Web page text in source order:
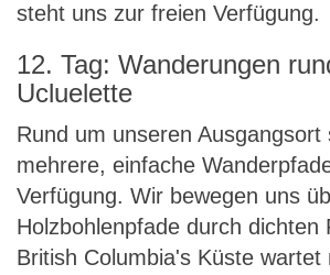
steht uns zur freien Verfügung.
12. Tag: Wanderungen
Ucluelette
Rund um unseren Ausgangsort
mehrere, einfache
Verfügung. Wir bewegen uns
Holzbohlenpfade durch dichten
British Columbia's Küste